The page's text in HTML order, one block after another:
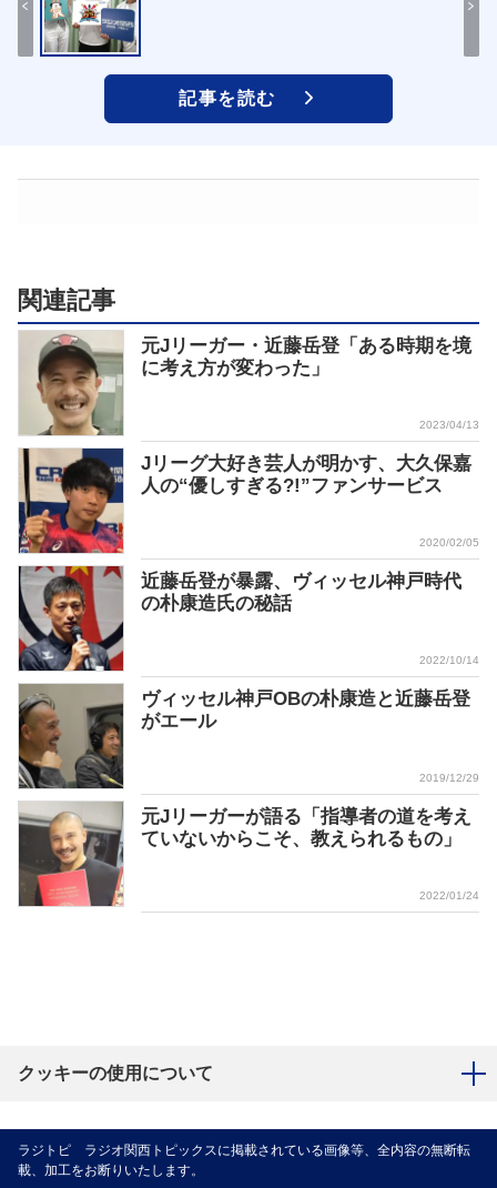
記事を読む
関連記事
元Jリーガー・近藤岳登「ある時期を境
に考え方が変わった」
2023/04/13
Jリーグ大好き芸人が明かす、大久保嘉
人の“優しすぎる?!”ファンサービス
2020/02/05
近藤岳登が暴露、ヴィッセル神戸時代
の朴康造氏の秘話
2022/10/14
ヴィッセル神戸OBの朴康造と近藤岳登
がエール
2019/12/29
元Jリーガーが語る「指導者の道を考え
ていないからこそ、教えられるもの」
2022/01/24
クッキーの使用について
ラジトピ ラジオ関西トピックスに掲載されている画像等、全内容の無断転
載、加工をお断りいたします。